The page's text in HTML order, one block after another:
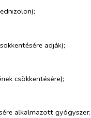
adják);
csökkentésére);
alkalmazott gyógyszer;